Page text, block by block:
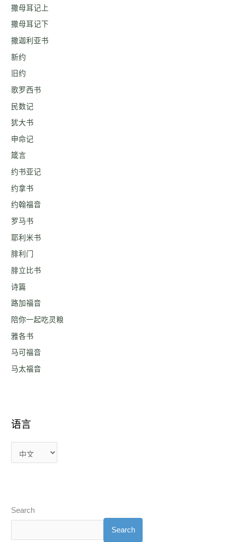
撒母耳记上
撒母耳记下
撒迦利亚书
新约
旧约
歌罗西书
民数记
犹大书
申命记
箴言
约书亚记
约拿书
约翰福音
罗马书
耶利米书
腓利门
腓立比书
诗篇
路加福音
陪你一起吃灵粮
雅各书
马可福音
马太福音
语言
Search
Search